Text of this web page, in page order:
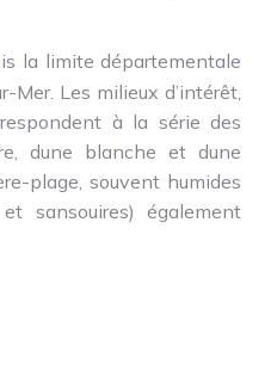
la limite départementale
Mer. Les milieux d’intérêt,
à la série des
dune blanche et dune
plage, souvent humides
sansouires) également